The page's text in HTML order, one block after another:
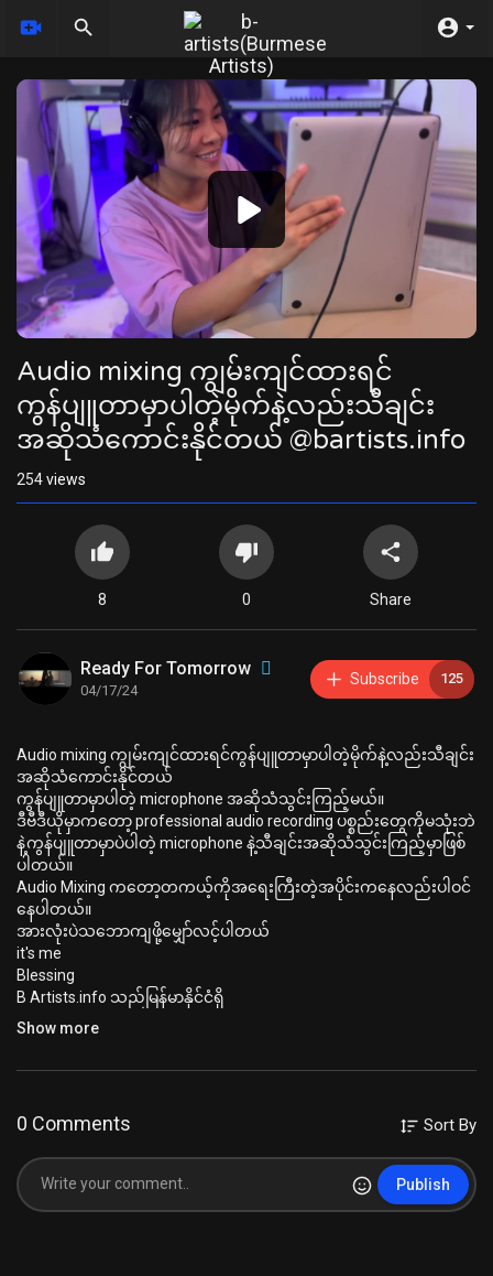
Video
Player
Audio mixing ကျွမ်းကျင်ထားရင်
ကွန်ပျူတာမှာပါတဲ့မိုက်နဲ့လည်းသီချင်း
အဆိုသံကောင်းနိုင်တယ် @bartists.info
254views
8 0 Share
Ready For Tomorrow
04/17/24
Subscribe 125
Audio mixing ကျွမ်းကျင်ထားရင်ကွန်ပျူတာမှာပါတဲ့မိုက်နဲ့လည်းသီချင်း
အဆိုသံကောင်းနိုင်တယ်
ကွန်ပျူတာမှာပါတဲ့ microphone အဆိုသံသွင်းကြည့်မယ်။
ဒီဗီဒီယိုမှာကတော့ professional audio recording ပစ္စည်းတွေကိုမသုံးဘဲ
နဲ့ကွန်ပျူတာမှာပဲပါတဲ့ microphone နဲ့သီချင်းအဆိုသံသွင်းကြည့်မှာဖြစ်
ပါတယ်။
Audio Mixing ကတော့တကယ့်ကိုအရေးကြီးတဲ့အပိုင်းကနေလည်းပါဝင်
နေပါတယ်။
အားလုံးပဲသဘောကျဖို့မျှော်လင့်ပါတယ်
it's me
Blessing
B Artists.info သည်မြန်မာနိုင်ငံရှိ
musician များအားလုံးကို အသံပိုင်းဆိုင်ရာနည်းပညာများအတွက်
B Artists.info
https://bartists.info/
https://www.youtube.com/@readyfortomorrowmyanmar
#recordinggear#bosseffects#ryanmyanmar#blessings
Show more
0 Comments Sort By
Publish